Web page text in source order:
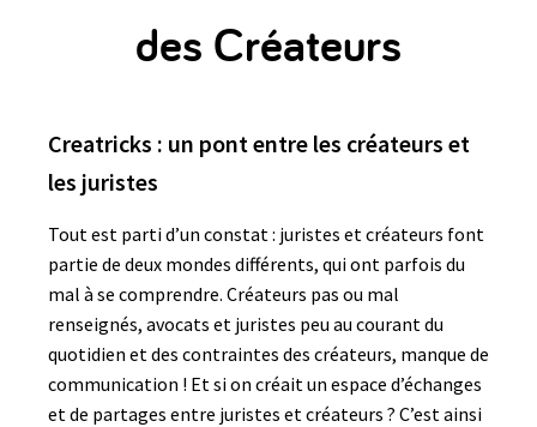
des Créateurs
Creatricks : un pont entre les créateurs et
les juristes
Tout est parti d’un constat : juristes et créateurs font
partie de deux mondes différents, qui ont parfois du
mal à se comprendre. Créateurs pas ou mal
renseignés, avocats et juristes peu au courant du
quotidien et des contraintes des créateurs, manque de
communication ! Et si on créait un espace d’échanges
et de partages entre juristes et créateurs ? C’est ainsi